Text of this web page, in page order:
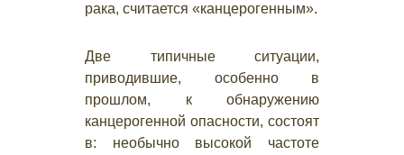
рака, считается «канцерогенным».
Две типичные ситуации,
приводившие, особенно в
прошлом, к обнаружению
канцерогенной опасности, состоят
в: необычно высокой частоте